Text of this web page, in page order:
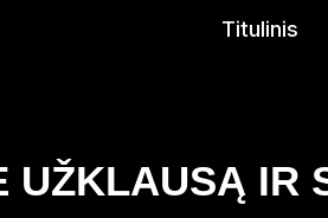
Titulinis
UŽKLAUSĄ IR